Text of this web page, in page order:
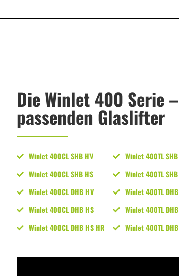
Die Winlet 400 Serie
passenden Glaslifter
Winlet 400CL SHB HV
Winlet 400CL SHB HS
Winlet 400CL DHB HV
Winlet 400CL DHB HS
Winlet 400CL DHB HS HR
Winlet 400TL
Winlet 400TL
Winlet 400TL
Winlet 400TL
Winlet 400TL